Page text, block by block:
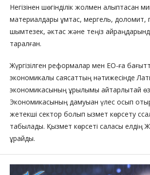
Негізінен шөгінділік жолмен қалыптасқан
материалдары құмтас, мергель, доломит,
шымтезек, әктас және теңіз
таралған.
Жүргізілген реформалар мен ЕО-ға
экономикалық саясаттың нәтижесінде
экономикасының құрылымы айтарлықтай
Экономикасының дамуыан үлес қосып
жетекші сектор болып қызмет көрсету
табылады. Қызмет көрсеті саласы елдің
құрайды.